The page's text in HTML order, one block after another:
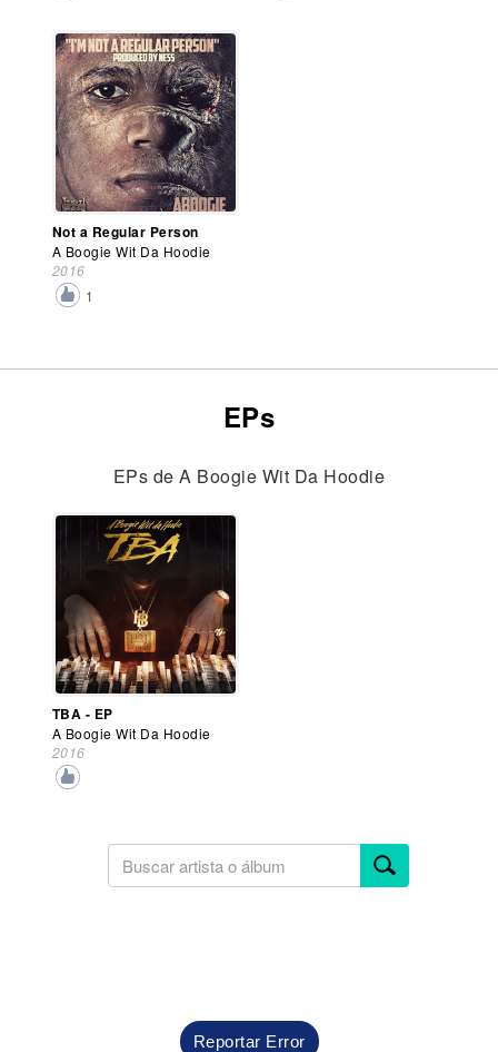
Not a Regular Person
A Boogie Wit Da Hoodie
2016
1
EPs
EPs de A Boogie Wit Da Hoodie
TBA - EP
A Boogie Wit Da Hoodie
2016
Reportar Error